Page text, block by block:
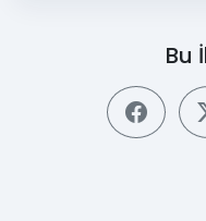
Bu